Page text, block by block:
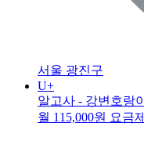
서울 광진구
U+
알고사 - 강변호랑이
월 115,000원 요금제